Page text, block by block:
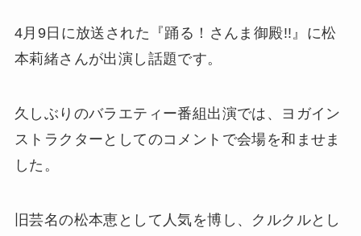
4月9日に放送された『踊る！さんま御殿!!』に松
本莉緒さんが出演し話題です。
久しぶりのバラエティー番組出演では、ヨガイン
ストラクターとしてのコメントで会場を和ませま
した。
旧芸名の松本恵として人気を博し、クルクルとし